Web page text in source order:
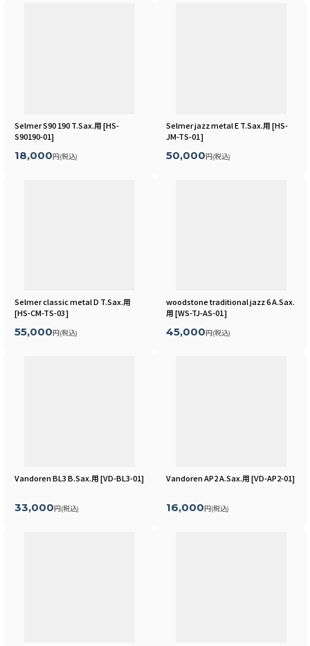
Selmer S90 190 T.Sax.用[HS-
S90190-01]
18,000円(税込)
Selmer jazz metal E T.Sax.用[HS-
JM-TS-01]
50,000円(税込)
Selmer classic metal D T.Sax.用
[HS-CM-TS-03]
55,000円(税込)
woodstone traditional jazz 6 A.Sax.
用[WS-TJ-AS-01]
45,000円(税込)
Vandoren BL3 B.Sax.用[VD-BL3-01]
33,000円(税込)
Vandoren AP2 A.Sax.用[VD-AP2-01]
16,000円(税込)